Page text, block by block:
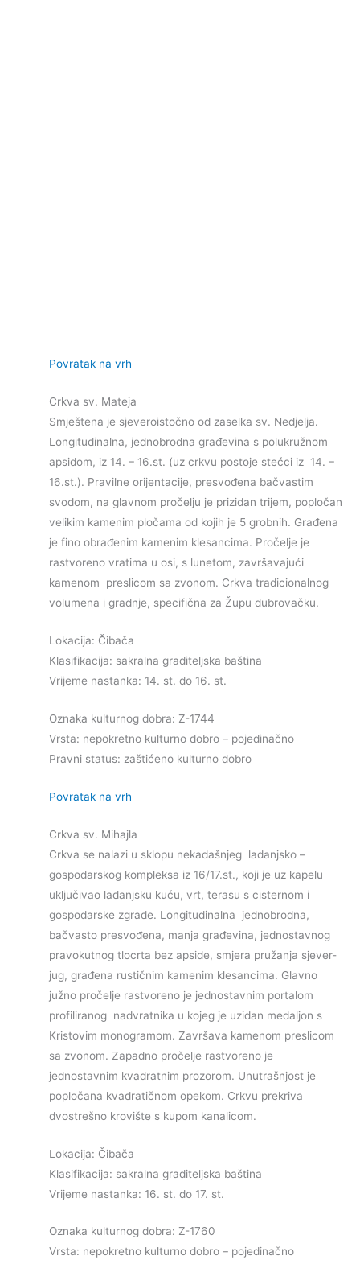
Povratak na vrh
Crkva sv. Mateja
Smještena je sjeveroistočno od zaselka sv. Nedjelja.
Longitudinalna, jednobrodna građevina s polukružnom
apsidom, iz 14. – 16.st. (uz crkvu postoje stećci iz 14. –
16.st.). Pravilne orijentacije, presvođena bačvastim
svodom, na glavnom pročelju je prizidan trijem, popločan
velikim kamenim pločama od kojih je 5 grobnih. Građena
je fino obrađenim kamenim klesancima. Pročelje je
rastvoreno vratima u osi, s lunetom, završavajući
kamenom preslicom sa zvonom. Crkva tradicionalnog
volumena i gradnje, specifična za Župu dubrovačku.
Lokacija: Čibača
Klasifikacija: sakralna graditeljska baština
Vrijeme nastanka: 14. st. do 16. st.
Oznaka kulturnog dobra: Z-1744
Vrsta: nepokretno kulturno dobro – pojedinačno
Pravni status: zaštićeno kulturno dobro
Povratak na vrh
Crkva sv. Mihajla
Crkva se nalazi u sklopu nekadašnjeg ladanjsko –
gospodarskog kompleksa iz 16/17.st., koji je uz kapelu
uključivao ladanjsku kuću, vrt, terasu s cisternom i
gospodarske zgrade. Longitudinalna jednobrodna,
bačvasto presvođena, manja građevina, jednostavnog
pravokutnog tlocrta bez apside, smjera pružanja sjever-
jug, građena rustičnim kamenim klesancima. Glavno
južno pročelje rastvoreno je jednostavnim portalom
profiliranog nadvratnika u kojeg je uzidan medaljon s
Kristovim monogramom. Završava kamenom preslicom
sa zvonom. Zapadno pročelje rastvoreno je
jednostavnim kvadratnim prozorom. Unutrašnjost je
popločana kvadratičnom opekom. Crkvu prekriva
dvostrešno krovište s kupom kanalicom.
Lokacija: Čibača
Klasifikacija: sakralna graditeljska baština
Vrijeme nastanka: 16. st. do 17. st.
Oznaka kulturnog dobra: Z-1760
Vrsta: nepokretno kulturno dobro – pojedinačno